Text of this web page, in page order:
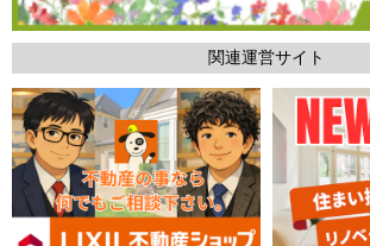
関連運営サイト